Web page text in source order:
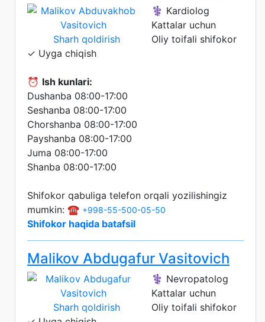
Sharh qoldirish
⚕️ Kardiolog
Kattalar uchun
Oliy toifali shifokor
✓ Uyga chiqish
⏰ Ish kunlari:
Dushanba 08:00-17:00
Seshanba 08:00-17:00
Chorshanba 08:00-17:00
Payshanba 08:00-17:00
Juma 08:00-17:00
Shanba 08:00-17:00
Shifokor qabuliga telefon orqali yozilishingiz
mumkin: ☎️ +998-55-500-05-50
Shifokor haqida batafsil
Malikov Abdugafur Vasitovich
Sharh qoldirish
⚕️ Nevropatolog
Kattalar uchun
Oliy toifali shifokor